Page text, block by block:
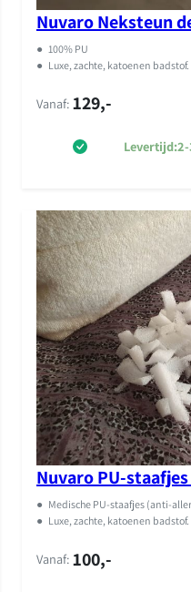
Nuvaro Neksteun
● 100% PU
● Luxe, zachte, katoenen
Vanaf: 129,-
Levertijd:
Nuvaro PU-
● Medische PU-staafjes (anti-
● Luxe, zachte, katoenen
Vanaf: 100,-